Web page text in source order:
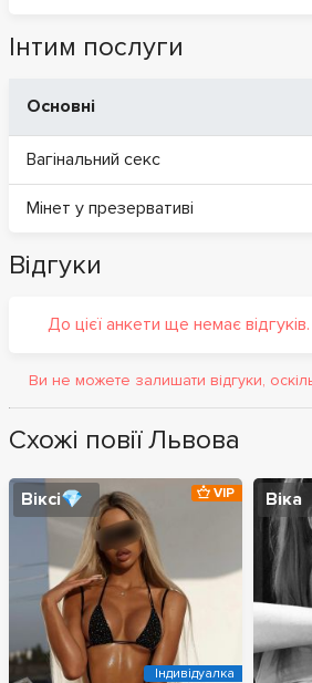
Інтим послуги
Основні
Вагінальний секс
Мінет у презервативі
Відгуки
До цієї анкети ще немає
Ви не можете залишати відгуки,
Схожі повії Львова
Віксі💎 VIP
Індивідуалка
Віка